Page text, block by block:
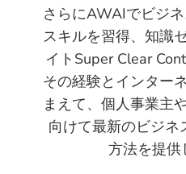
さらにAWAIでビジ
スキルを習得、知識
イトSuper Clear
その経験とインター
まえて、個人事業主
向けて最新のビジ
方法を提供